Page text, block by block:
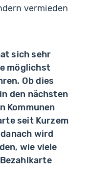
vermieden
sich sehr
möglichst
Ob dies
den nächsten
Kommunen
seit Kurzem
wird
wie viele